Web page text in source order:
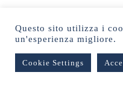
Questo sito utilizza i
un'esperienza migliore.
Cookie Settings